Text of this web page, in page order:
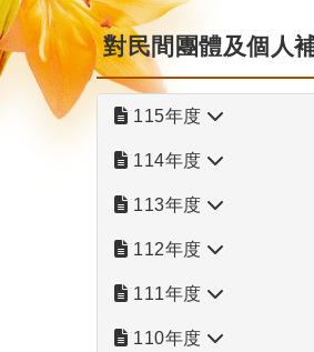
對民間團體及個人
115年度
114年度
113年度
112年度
111年度
110年度